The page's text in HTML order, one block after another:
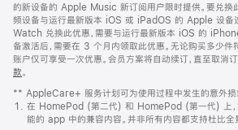
页
脚
的新设备的 Apple Music 新订阅用户限时提供。要兑换
频设备与运行最新版本 iOS 或 iPadOS 的 Apple 设备
Watch 兑换此优惠，需要与运行最新版本 iOS 的
备激活后，需要在 3 个月内领取此优惠。无论购买多少
账户仅可享受一次优惠。会员方案将自动续订，直至取消
款。
窗
口
中
** AppleCare+ 服务计划可为使用过程中发生的意外损
在 HomePod (第二代) 和 HomePod (第一代) 上，
能的 app 中的兼容内容。并非所有内容都支持杜比全